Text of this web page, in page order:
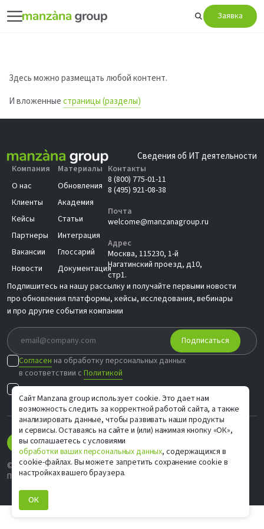
Сайт Manzana group использует cookie. Это дает нам
возможность следить за корректной работой сайта, а также
анализировать данные, чтобы развивать наши продукты
и сервисы. Оставаясь на сайте и (или) нажимая кнопку «ОК»,
вы соглашаетесь с условиями
обработки ваших персональных данных, содержащихся в
cookie-файлах. Вы можете запретить сохранение cookie в
настройках вашего браузера.
ОК
Заявка
Здесь можно размещать любой контент.
И вложенныестраницы (разделы)
Сведения об ИТ деятельности
Компания
О нас
Клиенты
Кейсы
Партнеры
Вакансии
Новости
Материалы
Обновления
Академия
Статьи
Интеграция
Глоссарий
Документация
Контакты
8 (800) 775-01-11
8 (495) 921-08-38
Почта
welcome@manzanagroup.ru
Адрес
Москва, 115230, 1-й
Нагатинский проезд, д10,
стр1.
Подпишитесь на нашу рассылку и получайте первыми новости
про обновления платформы, кейсы, исследования, вебинары
и про другие события компании
Подписаться
Согласен на обработку персональных данных
в соответствии с Политикой
Согласен наиндивидуальные предложения
© ООО «М Софт» ИНН 9705083570, 2006–2026
Политика конфиденциальности